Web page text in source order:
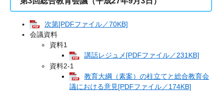
次第[PDFファイル／70KB]
会議資料
資料1
講話レジュメ[PDFファイル／231KB]
資料2-1
教育大綱（素案）の柱立てと総合教育会
議における意見[PDFファイル／174KB]